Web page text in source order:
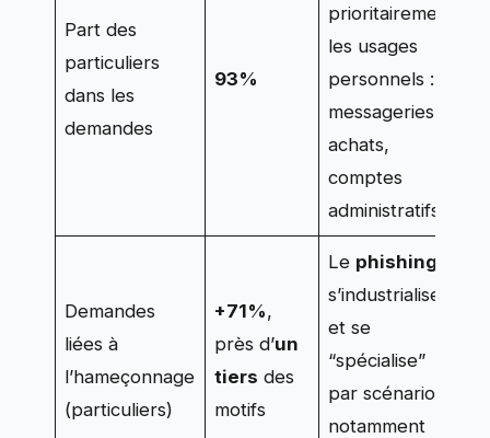
Part des
particuliers
dans les
demandes
93%
prioritairement
les usages
personnels :
messageries,
achats,
comptes
administratifs.
Demandes
liées à
l’hameçonnage
(particuliers)
+71%,
près d’un
tiers des
motifs
Le phishing
s’industrialise
et se
“spécialise”
par scénarios,
notamment